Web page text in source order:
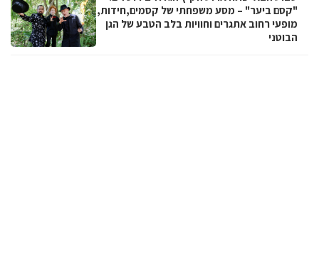
"קסם ביער" – מסע משפחתי של קסמים,חידות,
מופעי רחוב אתגרים וחוויות בלב הטבע של הגן
הבוטני